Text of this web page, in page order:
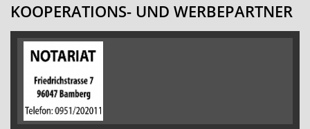
KOOPERATIONS- UND WERBEPARTNER